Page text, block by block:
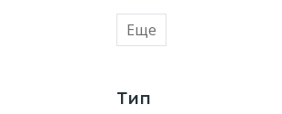
Еще
Тип